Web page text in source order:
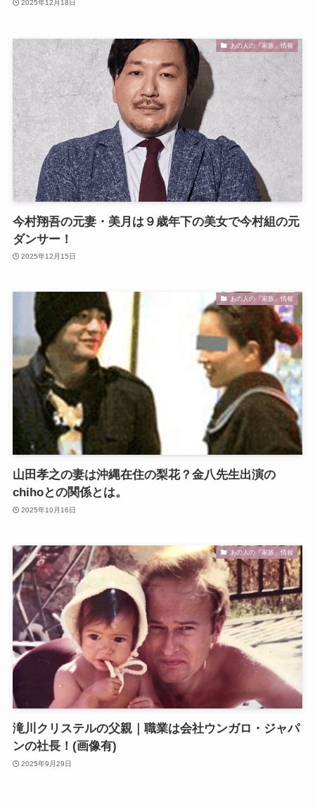
2025年12月18日
あの人の『家族』情報
今村翔吾の元妻・美月は９歳年下の美女で今村組の元
ダンサー！
2025年12月15日
あの人の『家族』情報
山田孝之の妻は沖縄在住の梨花？金八先生出演の
chihoとの関係とは。
2025年10月16日
あの人の『家族』情報
滝川クリステルの父親｜職業は会社ウンガロ・ジャパ
ンの社長！(画像有)
2025年9月29日